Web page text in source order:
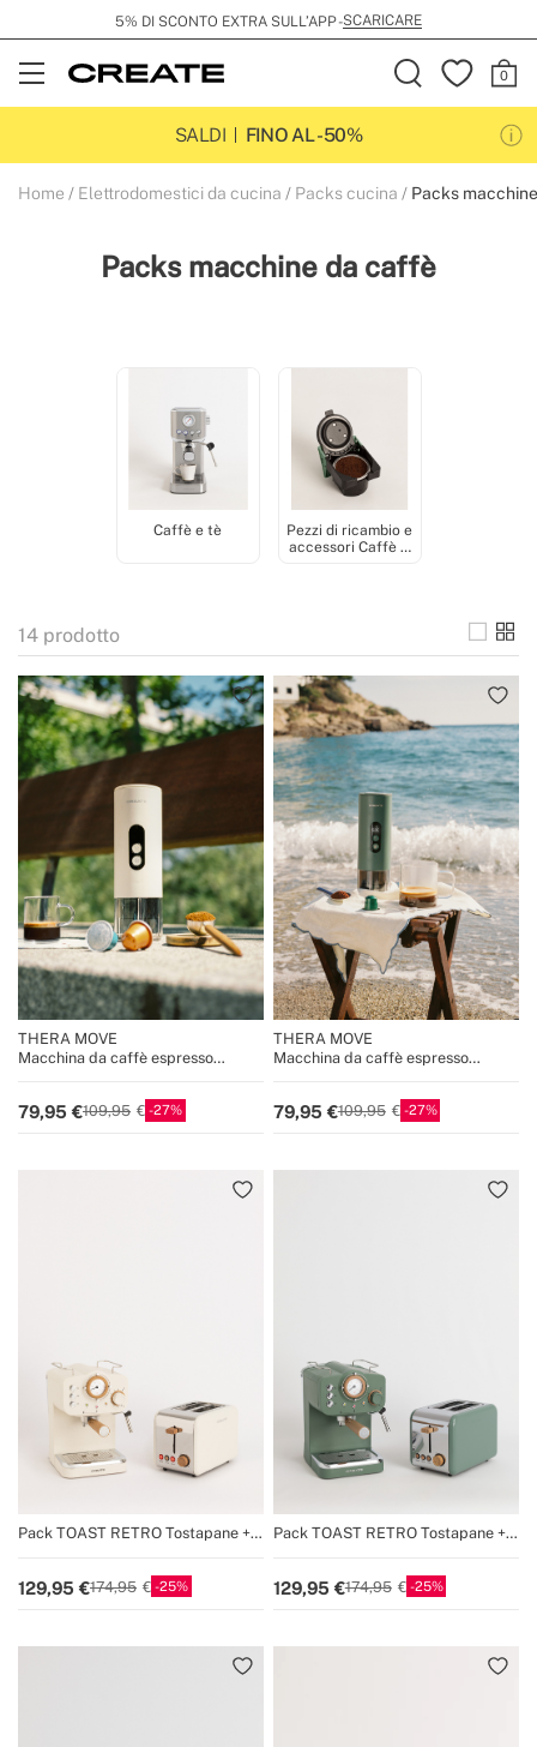
5% DI SCONTO EXTRA SULL’APP -SCARICARE
Open
Menu
SALDI
FINO AL -50%
Home Elettrodomestici da cucina Packs cucina Packs
Packs macchine da caffè
Caffè e tè
Pezzi di ricambio e
accessori Caffè &
14 prodotto
THERA MOVE
Macchina da caffè espresso
79,95 109,95 27
THERA MOVE
Macchina da caffè espresso
79,95 109,95 27
Pack TOAST RETRO Tostapane +
129,95 174,95 25
Pack TOAST RETRO Tostapane +
129,95 174,95 25